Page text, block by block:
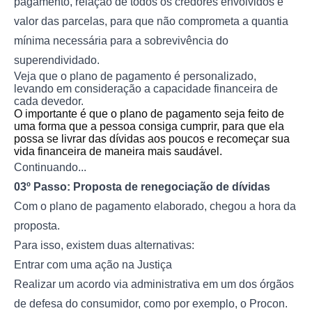
valor das parcelas, para que não comprometa a quantia
mínima necessária para a sobrevivência do
superendividado.
Veja que o plano de pagamento é personalizado,
levando em consideração a capacidade financeira de
cada devedor.
O importante é que o plano de pagamento seja feito de
uma forma que a pessoa consiga cumprir, para que ela
possa se livrar das dívidas aos poucos e recomeçar sua
vida financeira de maneira mais saudável.
Continuando...
03º Passo: Proposta de renegociação de dívidas
Com o plano de pagamento elaborado, chegou a hora da
proposta.
Para isso, existem duas alternativas:
Entrar com uma ação na Justiça
Realizar um acordo via administrativa em um dos órgãos
de defesa do consumidor, como por exemplo, o Procon.